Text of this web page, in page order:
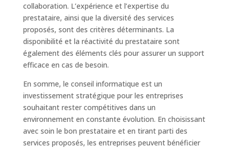
collaboration. L’expérience et l’expertise du
prestataire, ainsi que la diversité des services
proposés, sont des critères déterminants. La
disponibilité et la réactivité du prestataire sont
également des éléments clés pour assurer un support
efficace en cas de besoin.
En somme, le conseil informatique est un
investissement stratégique pour les entreprises
souhaitant rester compétitives dans un
environnement en constante évolution. En choisissant
avec soin le bon prestataire et en tirant parti des
services proposés, les entreprises peuvent bénéficier